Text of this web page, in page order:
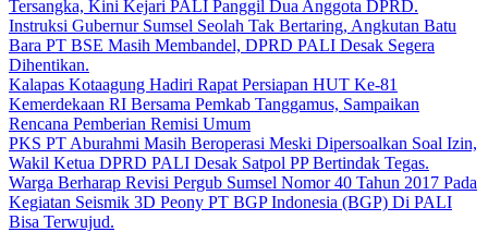
Tersangka, Kini Kejari PALI Panggil Dua Anggota DPRD.
Instruksi Gubernur Sumsel Seolah Tak Bertaring, Angkutan Batu
Bara PT BSE Masih Membandel, DPRD PALI Desak Segera
Dihentikan.
Kalapas Kotaagung Hadiri Rapat Persiapan HUT Ke-81
Kemerdekaan RI Bersama Pemkab Tanggamus, Sampaikan
Rencana Pemberian Remisi Umum
PKS PT Aburahmi Masih Beroperasi Meski Dipersoalkan Soal Izin,
Wakil Ketua DPRD PALI Desak Satpol PP Bertindak Tegas.
Warga Berharap Revisi Pergub Sumsel Nomor 40 Tahun 2017 Pada
Kegiatan Seismik 3D Peony PT BGP Indonesia (BGP) Di PALI
Bisa Terwujud.